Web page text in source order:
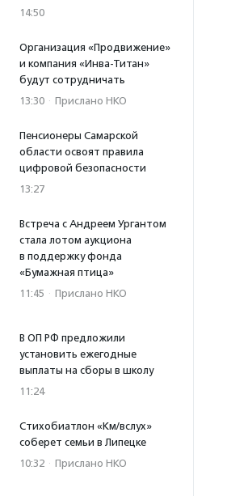
14:50
Организация «Продвижение»
и компания «Инва-Титан»
будут сотрудничать
13:30 · Прислано НКО
Пенсионеры Самарской
области освоят правила
цифровой безопасности
13:27
Встреча с Андреем Ургантом
стала лотом аукциона
в поддержку фонда
«Бумажная птица»
11:45 · Прислано НКО
В ОП РФ предложили
установить ежегодные
выплаты на сборы в школу
11:24
Стихобиатлон «Км/вслух»
соберет семьи в Липецке
10:32 · Прислано НКО